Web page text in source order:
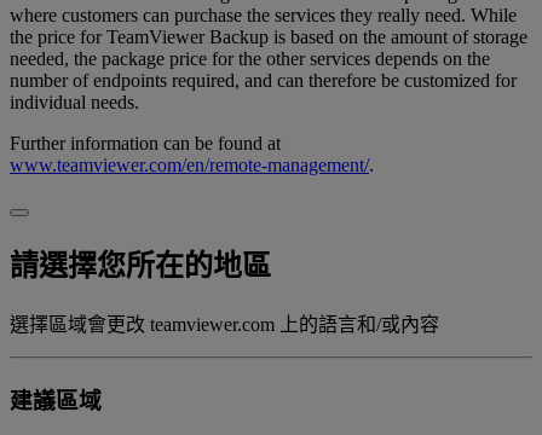
where customers can purchase the services they really need. While
the price for TeamViewer Backup is based on the amount of storage
needed, the package price for the other services depends on the
number of endpoints required, and can therefore be customized for
individual needs.
Further information can be found at
www.teamviewer.com/en/remote-management/.
請選擇您所在的地區
選擇區域會更改 teamviewer.com 上的語言和/或內容
建議區域